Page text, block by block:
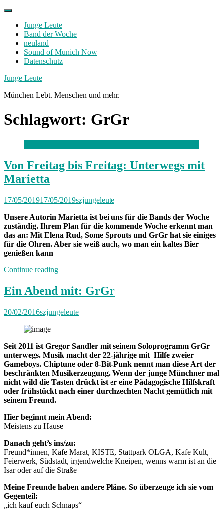
Skip
contentJunge Leute
Band der Woche
neuland
Sound of Munich Now
Datenschutz
Facebook
Twitter
Instagram
Junge Leute
München Lebt. Menschen und mehr.
Schlagwort: GrGr
Von Freitag bis Freitag: Unterwegs mit
Marietta
17/05/201917/05/2019szjungeleute
Unsere Autorin Marietta ist bei uns für die Bands der Woche
zuständig. Ihrem Plan für die kommende Woche erkennt man
das an: Mit Elena Rud, Some Sprouts und GrGr hat sie einiges
für die Ohren. Aber sie weiß auch, wo man ein kaltes Bier
genießen kann
Continue reading„Von
Freitag:
mit
Ein Abend mit: GrGr
20/02/2016szjungeleute
Seit 2011 ist Gregor Sandler mit seinem Soloprogramm GrGr
unterwegs. Musik macht der 22-jährige mit Hilfe zweier
Gameboys. Chiptune oder 8-Bit-Punk nennt man diese Art der
beschränkten Musikerzeugung. Wenn der junge Münchner mal
nicht wild die Tasten drückt ist er eine Pädagogische Hilfskraft
oder frühstückt nach einer durchzechten Nacht gemütlich mit
seinem Freund.
Hier beginnt mein Abend:
Meistens zu Hause
Danach geht’s ins/zu:
Freund*innen, Kafe Marat, KISTE, Stattpark OLGA, Kafe Kult,
Feierwerk, Südstadt, irgendwelche Kneipen, wenns warm ist an die
Isar oder auf die Straße
Meine Freunde haben andere Pläne. So überzeuge ich sie vom
Gegenteil:
„ich kauf euch Schnaps“